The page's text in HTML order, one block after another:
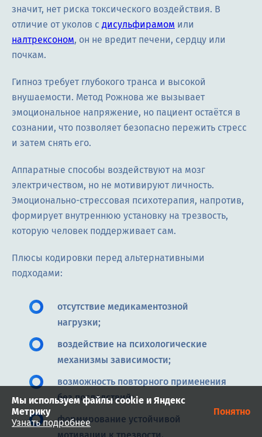
значит, нет риска токсического воздействия. В
отличие от уколов с дисульфирамом или
налтрексоном, он не вредит печени, сердцу или
почкам.
Гипноз требует глубокого транса и высокой
внушаемости. Метод Рожнова же вызывает
эмоциональное напряжение, но пациент остаётся в
сознании, что позволяет безопасно пережить стресс
и затем снять его.
Аппаратные способы воздействуют на мозг
электричеством, но не мотивируют личность.
Эмоционально-стрессовая психотерапия, напротив,
формирует внутреннюю установку на трезвость,
которую человек поддерживает сам.
Плюсы кодировки перед альтернативными
подходами:
отсутствие медикаментозной
нагрузки;
воздействие на психологические
механизмы зависимости;
возможность повторного применения
без последствий;
формирование устойчивой
мотивации к трезвости.
Мы используем файлы cookie и Яндекс
Метрику
Узнать подробнее
Понятно